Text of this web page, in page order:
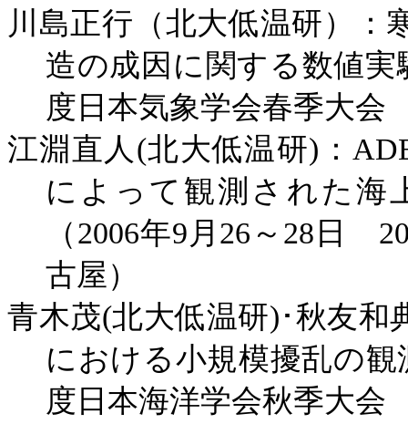
川島正行（北大低温研）：
造の成因に関する数値実
度日本気象学会春季大
江淵直人 (北大低温研) ：
によって観測された海
（2006年9 月 26 ～ 28 日
古屋）
青木茂(北大低温研)･秋友和
における小規模擾乱の観
度日本海洋学会秋季大